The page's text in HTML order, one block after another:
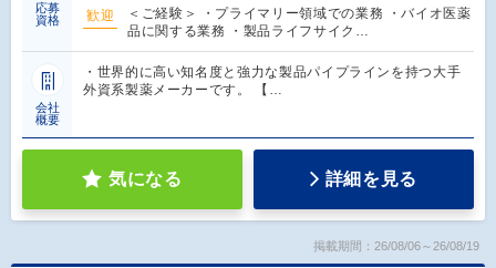
応募
資格
歓迎
＜ご経験＞ ・プライマリー領域での業務 ・バイオ医薬
品に関する業務 ・製品ライフサイク…
会社
概要
・世界的に高い知名度と強力な製品パイプラインを持つ大手
外資系製薬メーカーです。 【…
気になる 詳細を見る
掲載期間：26/08/06～26/08/19